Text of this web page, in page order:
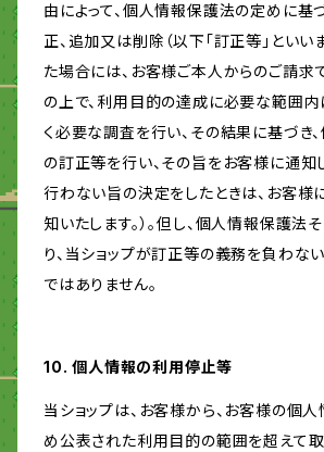
由によって、個人情報保護法の定めに基
正、追加又は削除（以下「訂正等」といい
た場合には、お客様ご本人からのご請求
の上で、利用目的の達成に必要な範囲内
く必要な調査を行い、その結果に基づき
の訂正等を行い、その旨をお客様に通知
行わない旨の決定をしたときは、お客様
知いたします。）。但し、個人情報保護法
り、当ショップが訂正等の義務を負わな
ではありません。
10. 個人情報の利用停止等
当ショップは、お客様から、お客様の個人
め公表された利用目的の範囲を超えて